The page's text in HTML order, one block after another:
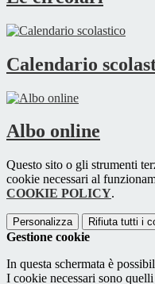
Calendario
Albo online
Questo sito o gli strumenti
cookie necessari al
COOKIE POLICY.
Personalizza Rifiuta tutti i
Gestione cookie
In questa schermata è
I cookie necessari sono